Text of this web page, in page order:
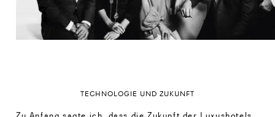
TECHNOLOGIE UND ZUKUNFT